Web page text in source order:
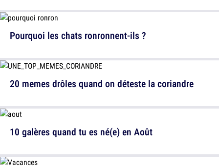
20 memes drôles quand on déteste la coriandre
Pourquoi les chats ronronnent-ils ?
10 galères quand tu es né(e) en Août